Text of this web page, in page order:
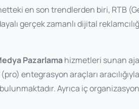
en son trendlerden biri, RTB
gerçek zamanlı dijital
Pazarlamahizmetleri sunan
entegrasyon araçları
Ayrıca iç